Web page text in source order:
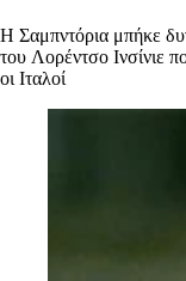
Η Σαμπντόρια μπήκε
του Λορέντσο Ινσίνιε
οι Ιταλοί